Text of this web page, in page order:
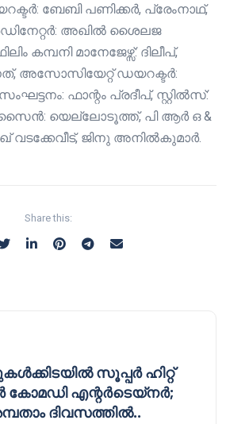
ബേബി പണിക്കർ, പ്രേംനാഥ്‌,
അഖിൽ ശൈലജ
കമ്പനി മാനേജേഴ്സ്: ദിലീപ്,
അസോസിയേറ്റ് ഡയറക്ടർ:
ഫാന്റം പ്രദീപ്‌, സ്റ്റിൽസ്:
യെല്ലോടൂത്ത്, പി ആർ ഒ &
വടക്കേവീട്, ജിനു അനിൽകുമാർ.
Share this:
സൂപ്പർ ഹിറ്റ്
കോമഡി എന്റർടെയ്നർ;
ദിവസത്തിൽ..